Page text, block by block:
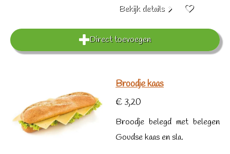
Bekijk details
Direct toevoegen
Broodje kaas
€ 3,20
Broodje belegd met belegen
Goudse kaas en sla.